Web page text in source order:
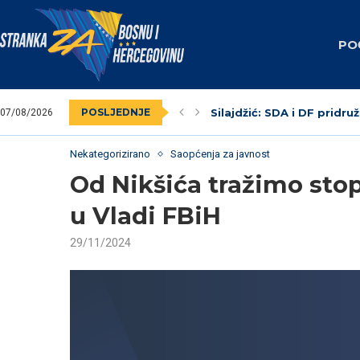
07/08/2026 POSLJEDNJE
Silajdžić: SDA i DF
SBiH: Dodik unaprijed
Nedim Krndžija
Stranka za BiH obilježila
Federalni revizori 2023.
Unsko-sanski kanton:
Livno: Održana izborna
Izabrano kantonalno
Dva vijećnika u
Nekategorizirano Saopćenja za javnost
Od Nikšića tražimo
u Vladi FBiH
29/11/2024